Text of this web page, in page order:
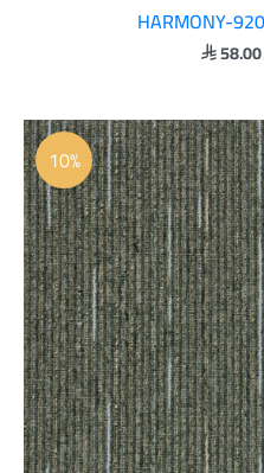
58.00
10%
السعر
الأصلي
هو:
 64.40.
السعر
الحالي
هو:
 58.00.